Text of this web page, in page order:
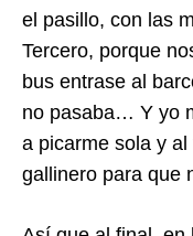
el pasillo, con las
Tercero, porque
bus entrase al
no pasaba… Y yo
a picarme sola y
gallinero para que